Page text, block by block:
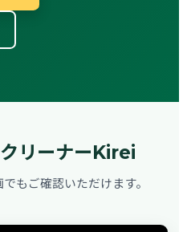
リーナーKirei
もご確認いただけます。